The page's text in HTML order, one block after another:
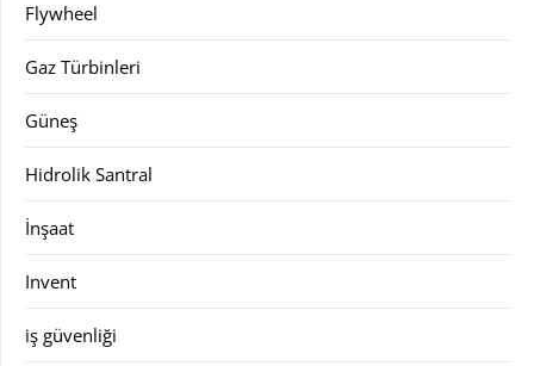
Flywheel
Gaz Türbinleri
Güneş
Hidrolik Santral
İnşaat
Invent
iş güvenliği